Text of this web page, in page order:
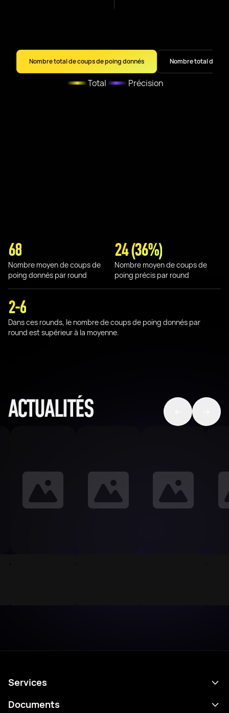
Nombre total de coups de poing donnés Nombre total de
Total Précision
68
Nombre moyen de coups de
poing donnés par round
24 (36%)
Nombre moyen de coups de
poing précis par round
2-6
Dans ces rounds, le nombre de coups de poing donnés par
round est supérieur à la moyenne.
ACTUALITÉS
Services
Programme
Documents